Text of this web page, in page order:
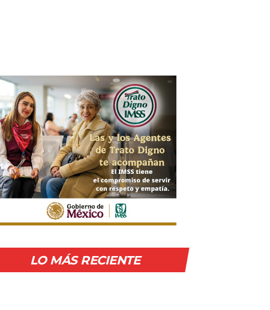
LO MÁS RECIENTE